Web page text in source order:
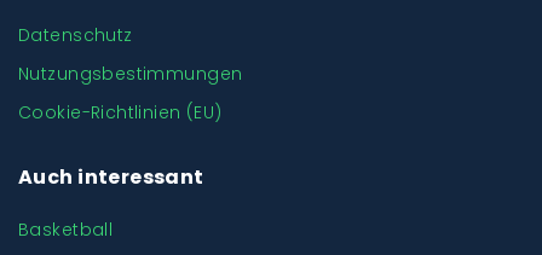
Datenschutz
Nutzungsbestimmungen
Cookie-Richtlinien (EU)
Auch interessant
Basketball